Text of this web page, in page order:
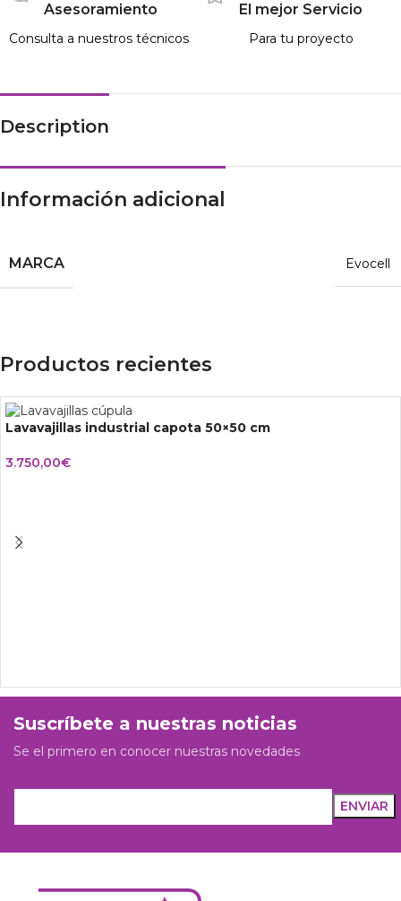
Asesoramiento
Consulta a nuestros técnicos
El mejor Servicio
Para tu proyecto
Description
Información adicional
MARCA Evocell
Productos recientes
Lavavajillas industrial capota 50×50 cm
3.750,00€
Suscríbete a nuestras noticias
Se el primero en conocer nuestras novedades